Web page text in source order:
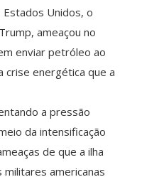
Unidos, o
ameaçou no
enviar petróleo ao
crise energética que a
a pressão
da intensificação
de que a ilha
militares americanas